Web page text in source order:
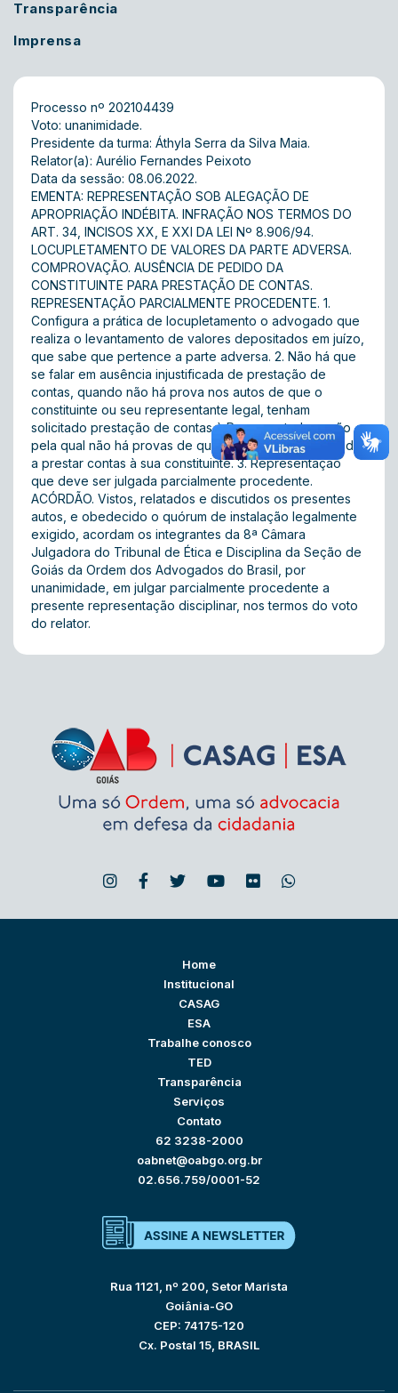
Transparência
Imprensa
Processo nº 202104439
Voto: unanimidade.
Presidente da turma: Áthyla Serra da Silva Maia.
Relator(a): Aurélio Fernandes Peixoto
Data da sessão: 08.06.2022.
EMENTA: REPRESENTAÇÃO SOB ALEGAÇÃO DE
APROPRIAÇÃO INDÉBITA. INFRAÇÃO NOS TERMOS DO
ART. 34, INCISOS XX, E XXI DA LEI Nº 8.906/94.
LOCUPLETAMENTO DE VALORES DA PARTE ADVERSA.
COMPROVAÇÃO. AUSÊNCIA DE PEDIDO DA
CONSTITUINTE PARA PRESTAÇÃO DE CONTAS.
REPRESENTAÇÃO PARCIALMENTE PROCEDENTE. 1.
Configura a prática de locupletamento o advogado que
realiza o levantamento de valores depositados em juízo,
que sabe que pertence a parte adversa. 2. Não há que
se falar em ausência injustificada de prestação de
contas, quando não há prova nos autos de que o
constituinte ou seu representante legal, tenham
solicitado prestação de contas à Representada, razão
pela qual não há provas de que esta tenha se recusado
a prestar contas à sua constituinte. 3. Representação
que deve ser julgada parcialmente procedente.
ACÓRDÃO. Vistos, relatados e discutidos os presentes
autos, e obedecido o quórum de instalação legalmente
exigido, acordam os integrantes da 8ª Câmara
Julgadora do Tribunal de Ética e Disciplina da Seção de
Goiás da Ordem dos Advogados do Brasil, por
unanimidade, em julgar parcialmente procedente a
presente representação disciplinar, nos termos do voto
do relator.
Home
Institucional
CASAG
ESA
Trabalhe conosco
TED
Transparência
Serviços
Contato
62 3238-2000
oabnet@oabgo.org.br
02.656.759/0001-52
Rua 1121, nº 200, Setor Marista
Goiânia-GO
CEP: 74175-120
Cx. Postal 15, BRASIL